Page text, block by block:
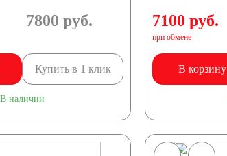
7800 руб.
Купить в 1 клик
В наличии
7100 руб.
при обмене
В корзину